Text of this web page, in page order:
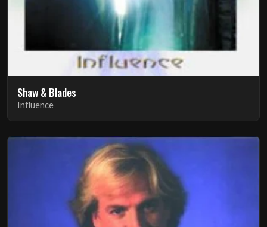
Shaw & Blades
Influence